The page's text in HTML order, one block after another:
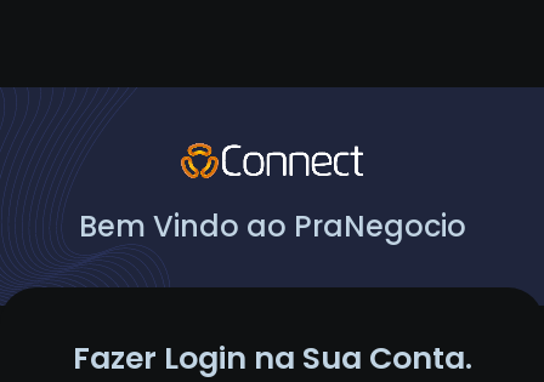
Bem Vindo ao PraNegocio
Fazer Login na Sua Conta.